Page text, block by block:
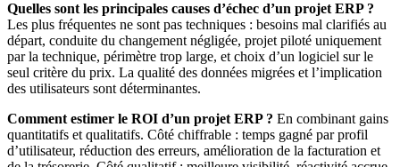
Quelles sont les principales causes d’échec d’un projet ERP ?
Les plus fréquentes ne sont pas techniques : besoins mal clarifiés au
départ, conduite du changement négligée, projet piloté uniquement
par la technique, périmètre trop large, et choix d’un logiciel sur le
seul critère du prix. La qualité des données migrées et l’implication
des utilisateurs sont déterminantes.
Comment estimer le ROI d’un projet ERP ? En combinant gains
quantitatifs et qualitatifs. Côté chiffrable : temps gagné par profil
d’utilisateur, réduction des erreurs, amélioration de la facturation et